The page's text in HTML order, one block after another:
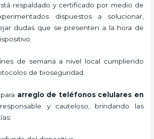
respaldado y certificado por medio de
dispuestos a solucionar,
dudas que se presenten a la hora de
de semana a nivel local cumpliendo
de bioseguridad.
arreglo de teléfonos celulares en
y cauteloso, brindando las